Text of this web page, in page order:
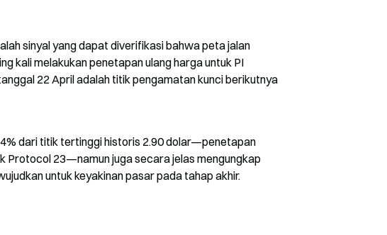
sinyal yang dapat diverifikasi bahwa peta jalan
kali melakukan penetapan ulang harga untuk PI
22 April adalah titik pengamatan kunci berikutnya
dari titik tertinggi historis 2.90 dolar—penetapan
Protocol 23—namun juga secara jelas mengungkap
untuk keyakinan pasar pada tahap akhir.